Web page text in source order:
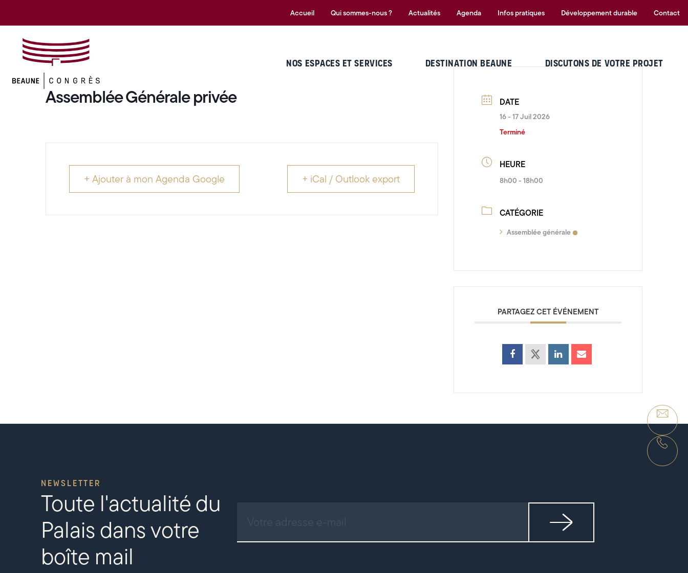
Accueil Qui sommes-nous ? Actualités Agenda Infos pratiques Développement durable Contact
NOS ESPACES ET SERVICES DESTINATION BEAUNE DISCUTONS DE VOTRE PROJET
Assemblée Générale privée
+ Ajouter à mon Agenda Google + iCal / Outlook export
DATE
16 - 17 Juil 2026
Terminé
HEURE
8h00 - 18h00
CATÉGORIE
Assemblée générale
PARTAGEZ CET ÉVÉNEMENT
NEWSLETTER
Toute l'actualité du
Palais dans votre
boîte mail